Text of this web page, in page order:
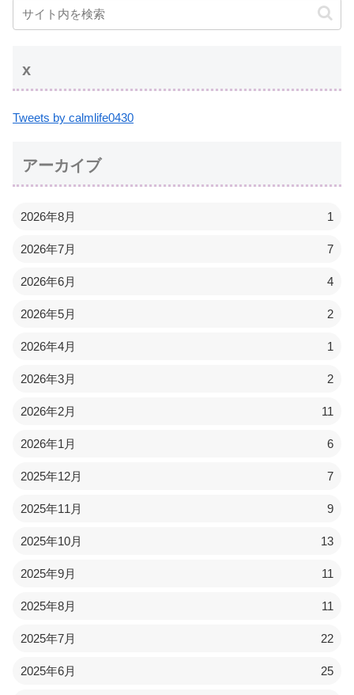
x
Tweets by calmlife0430
アーカイブ
2026年8月 1
2026年7月 7
2026年6月 4
2026年5月 2
2026年4月 1
2026年3月 2
2026年2月 11
2026年1月 6
2025年12月 7
2025年11月 9
2025年10月 13
2025年9月 11
2025年8月 11
2025年7月 22
2025年6月 25